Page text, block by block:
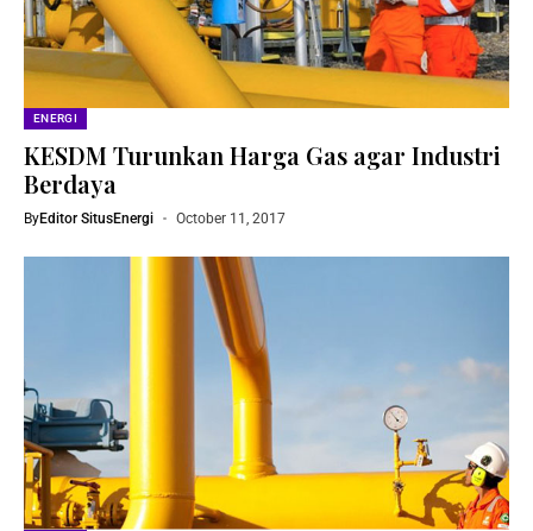
ENERGI
KESDM Turunkan Harga Gas agar Industri
Berdaya
ByEditor SitusEnergi October 11, 2017